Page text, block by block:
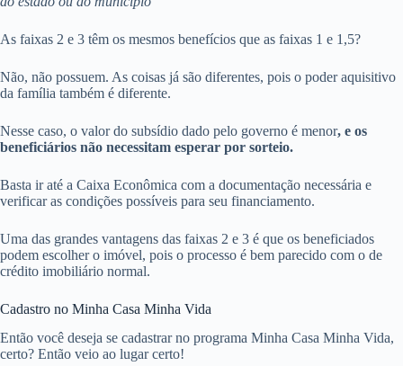
As faixas 2 e 3 têm os mesmos benefícios que as faixas 1 e 1,5?
Não, não possuem. As coisas já são diferentes, pois o poder aquisitivo
da família também é diferente.
Nesse caso, o valor do subsídio dado pelo governo é menor, e os
beneficiários não necessitam esperar por sorteio.
Basta ir até a Caixa Econômica com a documentação necessária e
verificar as condições possíveis para seu financiamento.
Uma das grandes vantagens das faixas 2 e 3 é que os beneficiados
podem escolher o imóvel, pois o processo é bem parecido com o de
crédito imobiliário normal.
Cadastro no Minha Casa Minha Vida
Então você deseja se cadastrar no programa Minha Casa Minha Vida,
certo? Então veio ao lugar certo!